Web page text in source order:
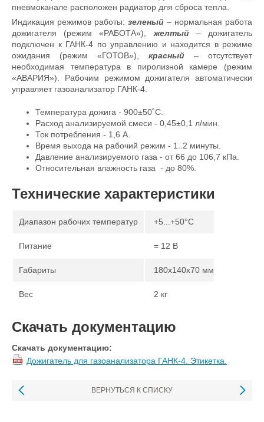
пневмоканале расположен радиатор для сброса тепла.
Индикация режимов работы: зеленый – нормальная работа
дожигателя (режим «РАБОТА»), желтый– дожигатель
подключен к ГАНК-4 по управлению и находится в режиме
ожидания (режим «ГОТОВ»), красный – отсутствует
необходимая температура в пиролизной камере (режим
«АВАРИЯ»). Рабочим режимом дожигателя автоматически
управляет газоанализатор ГАНК-4.
Температура дожига - 900±50˚С.
Расход анализируемой смеси - 0,45±0,1 л/мин.
Ток потребления - 1,6 А.
Время выхода на рабочий режим - 1..2 минуты.
Давление анализируемого газа - от 66 до 106,7 кПа.
Относительная влажность газа - до 80%.
Технические характеристики
Диапазон рабочих температур +5...+50°С
Питание = 12 В
Габариты 180х140х70 мм
Вес 2 кг
Скачать документацию
Скачать документацию:
Дожигатель для газоанализатора ГАНК-4. Этикетка.
ВЕРНУТЬСЯ К СПИСКУ